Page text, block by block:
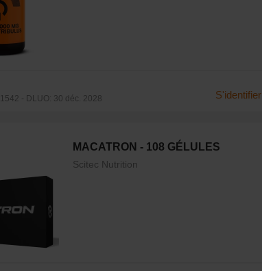
- DLUO: 30 déc. 2028 S'identifier
MACATRON - 108 GÉLULES
Scitec Nutrition